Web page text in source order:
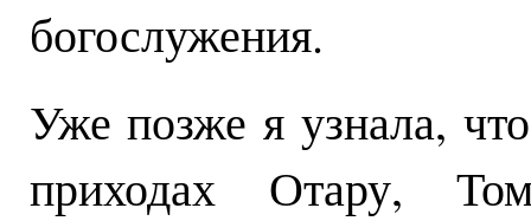
богослужения.
Уже позже я узнала,
приходах Отару,